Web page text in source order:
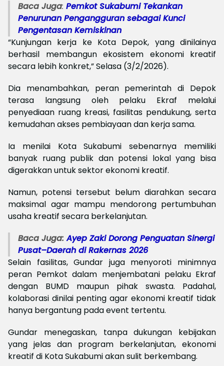
Baca Juga: Pemkot Sukabumi Tekankan
Penurunan Pengangguran sebagai Kunci
Pengentasan Kemiskinan
“Kunjungan kerja ke Kota Depok, yang dinilainya
berhasil membangun ekosistem ekonomi kreatif
secara lebih konkret,” Selasa (3/2/2026).
Dia menambahkan, peran pemerintah di Depok
terasa langsung oleh pelaku Ekraf melalui
penyediaan ruang kreasi, fasilitas pendukung, serta
kemudahan akses pembiayaan dan kerja sama.
Ia menilai Kota Sukabumi sebenarnya memiliki
banyak ruang publik dan potensi lokal yang bisa
digerakkan untuk sektor ekonomi kreatif.
Namun, potensi tersebut belum diarahkan secara
maksimal agar mampu mendorong pertumbuhan
usaha kreatif secara berkelanjutan.
Baca Juga: Ayep Zaki Dorong Penguatan Sinergi
Pusat–Daerah di Rakernas 2026
Selain fasilitas, Gundar juga menyoroti minimnya
peran Pemkot dalam menjembatani pelaku Ekraf
dengan BUMD maupun pihak swasta. Padahal,
kolaborasi dinilai penting agar ekonomi kreatif tidak
hanya bergantung pada event tertentu.
Gundar menegaskan, tanpa dukungan kebijakan
yang jelas dan program berkelanjutan, ekonomi
kreatif di Kota Sukabumi akan sulit berkembang.